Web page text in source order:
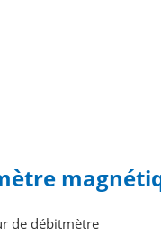
de débitmètre